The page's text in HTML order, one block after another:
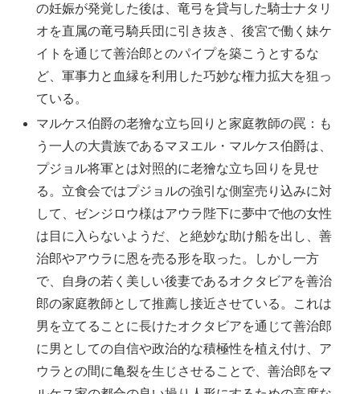
の妊娠が発覚した後は、竜弓を貸与した騎士ナタリ
オを直属の竜弓騎兵団に引き抜き、後宮で働く妹ケ
イトを通じて善治郎とのパイプを築こうとするな
ど、軍事力と血縁を利用した巧妙な権力拡大を狙っ
ている。
マルケス伯爵の老獪な立ち回りと家庭教師の罠：も
う一人の大貴族であるマヌエル・マルケス伯爵は、
プジョル将軍とは対照的に老獪な立ち回りを見せ
る。立食会ではプジョルの強引な側室売り込みに対
して、ゼンジロウ様はアウラ陛下に夢中で他の女性
は目に入らないようだ、と絶妙な助け船を出し、善
治郎やアウラに恩を売る形を取った。しかし一方
で、自身の若く美しい後妻であるオクタビアを善治
郎の家庭教師として推薦し接近させている。これは
男を立てることに長けたオクタビアを通じて善治郎
に男としての自信や政治的な積極性を植え付け、ア
ウラとの間に亀裂を生じさせることで、善治郎をマ